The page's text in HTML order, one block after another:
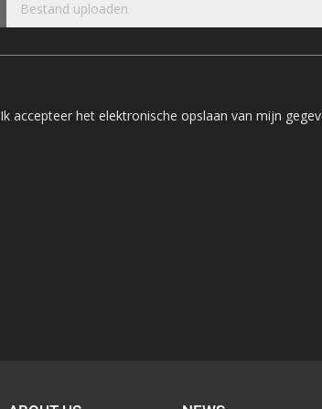
Bestand uploaden
Ik accepteer het elektronische opslaan van mijn